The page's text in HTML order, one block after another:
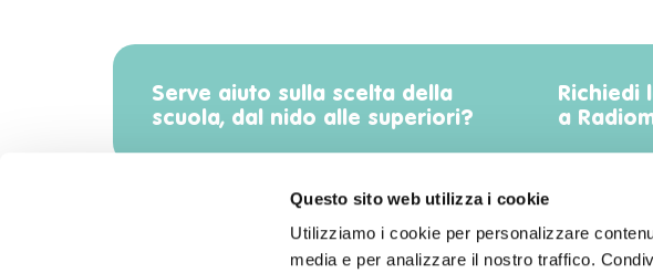
Questo sito web utilizza i cookie
Utilizziamo i cookie per personalizzare
media e per analizzare il nostro traffico.
Serve aiuto sulla scelta della
scuola, dal nido alle superiori?
Richiedi
a
Scarica l'app di Radiomamma!
Trova